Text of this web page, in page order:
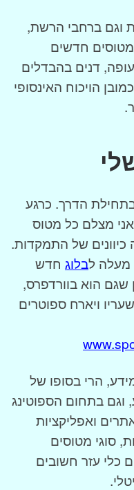
וגם ברחבי הרשת,
חדשים
דנים בהבדלים
הויכוח האינסופי
הדרך. כרגע
מצלם כל מטוס
של התמקדות.
מעלה לבלוג חדש
שגם הוא בוורדפרס,
ויארח ספוטרים
הרי בסופו של
וגם בתחום הספוטינג
ואפליקציות
סוגי מטוסים
כלי עזר חשובים